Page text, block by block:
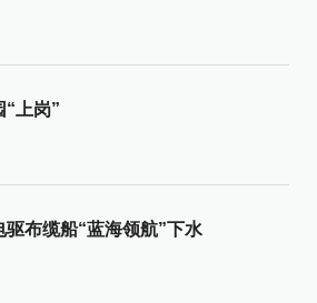
“上岗”
驱布缆船“蓝海领航”下水